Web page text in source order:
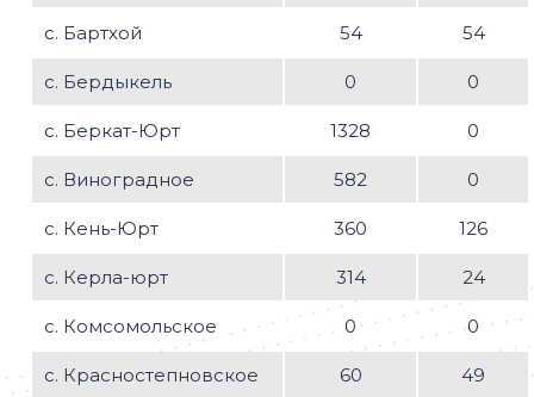
с. Бартхой 54 54
с. Бердыкель 0 0
с. Беркат-Юрт 1328 0
с. Виноградное 582 0
с. Кень-Юрт 360 126
с. Керла-юрт 314 24
с. Комсомольское 0 0
с. Красностепновское 60 49